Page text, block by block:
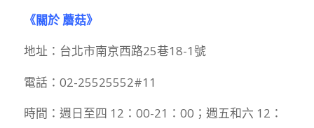
《關於 蘑菇》
地址：台北市南京西路25巷18-1號
電話：02-25525552#11
時間：週日至四 12：00-21：00；週五和六 12：